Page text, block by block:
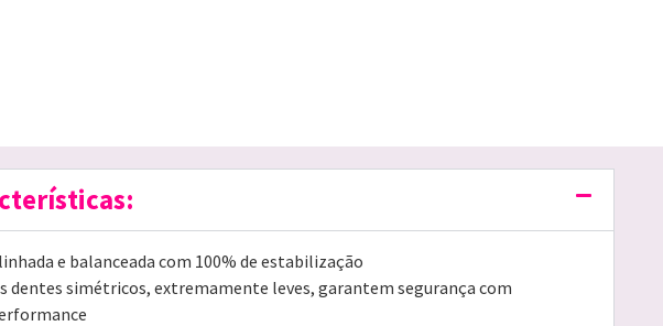
e balanceada com 100% de estabilização
dentes simétricos, extremamente leves, garantem segurança com